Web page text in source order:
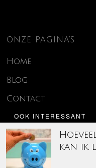
OOK INTERESSANT
kan ik
ONZE PAGINA’S
Home
Blog
Contact
Disclaimer
Over ons
Privacy